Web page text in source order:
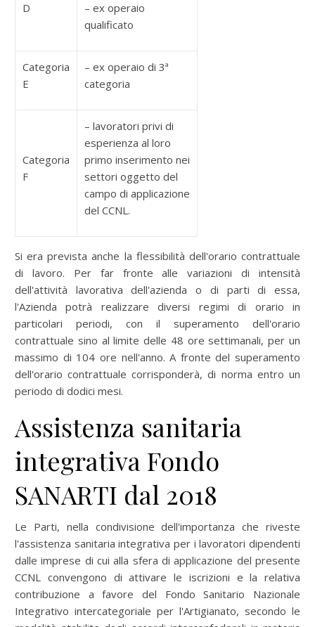
D
– ex operaio
qualificato
Categoria
E
– ex operaio di 3ª
categoria
Categoria
F
– lavoratori privi di
esperienza al loro
primo inserimento nei
settori oggetto del
campo di applicazione
del CCNL.
Si era prevista anche la flessibilità dell'orario contrattuale
di lavoro. Per far fronte alle variazioni di intensità
dell'attività lavorativa dell'azienda o di parti di essa,
l'Azienda potrà realizzare diversi regimi di orario in
particolari periodi, con il superamento dell'orario
contrattuale sino al limite delle 48 ore settimanali, per un
massimo di 104 ore nell'anno. A fronte del superamento
dell'orario contrattuale corrisponderà, di norma entro un
periodo di dodici mesi.
Assistenza sanitaria
integrativa Fondo
SANARTI dal 2018
Le Parti, nella condivisione dell'importanza che riveste
l'assistenza sanitaria integrativa per i lavoratori dipendenti
dalle imprese di cui alla sfera di applicazione del presente
CCNL convengono di attivare le iscrizioni e la relativa
contribuzione a favore del Fondo Sanitario Nazionale
Integrativo intercategoriale per l'Artigianato, secondo le